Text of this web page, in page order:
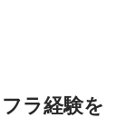
ラ経験を